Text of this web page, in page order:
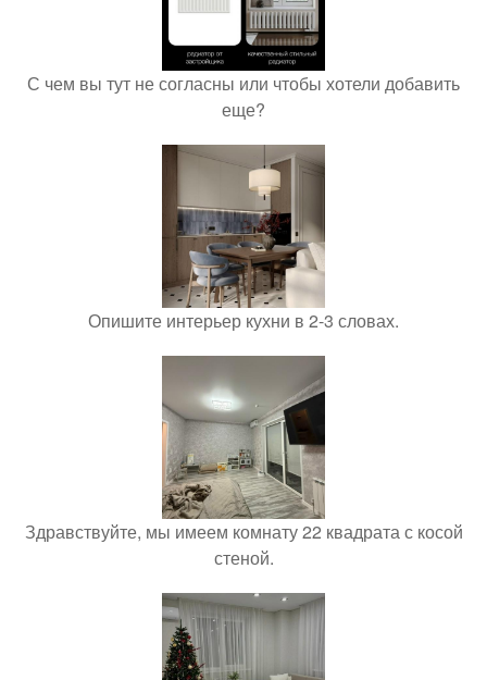
С чем вы тут не согласны или чтобы хотели добавить
еще?
Опишите интерьер кухни в 2-3 словах.
Здравствуйте, мы имеем комнату 22 квадрата с косой
стеной.